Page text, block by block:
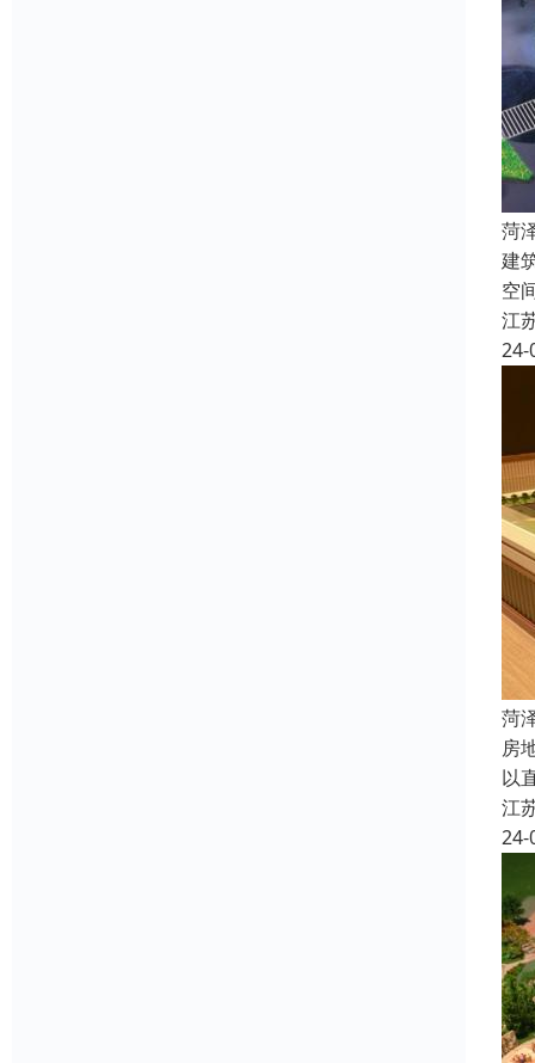
菏
建
空
江
24-
菏
房
以
江
24-